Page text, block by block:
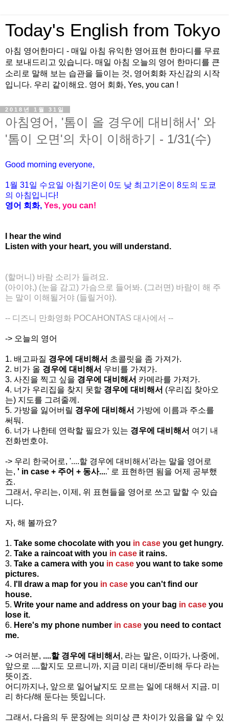
Today's English from Tokyo
아침 영어한마디 - 매일 아침 유익한 영어표현 한마디를 무료
로 보내드리고 있습니다. 매일 아침 오늘의 영어 한마디를 큰
소리로 말해 보는 습관을 들이는 것, 영어회화 자신감의 시작
입니다. 우리 같이해요. 영어 회화, Yes, you can !
2018년 1월 31일
아침영어, '톰이 올 경우에 대비해서' 와
'톰이 오면'의 차이 이해하기 - 1/31(수)
Good morning everyone,
1월 31일 수요일 아침기온이 0도 낮 최고기온이 8도의 도쿄
의 아침입니다!
영어 회화, Yes, you can!
I hear the wind
Listen with your heart, you will understand.
(할머니) 바람 소리가 들려요.
(아이야,) (눈을 감고) 가슴으로 들어봐. (그러면) 바람이 해 주
는 말이 이해될거야 (들릴거야).
-- 디즈니 만화영화 POCAHONTAS 대사에서 --
-> 오늘의 영어
1. 배고파질 경우에 대비해서 초콜릿을 좀 가져가.
2. 비가 올 경우에 대비해서 우비를 가져가.
3. 사진을 찍고 싶을 경우에 대비해서 카메라를 가져가.
4. 너가 우리집을 찾지 못할 경우에 대비해서 (우리집 찾아오
는) 지도를 그려줄께.
5. 가방을 잃어버릴 경우에 대비해서 가방에 이름과 주소를
써둬.
6. 너가 나한테 연락할 필요가 있는 경우에 대비해서 여기 내
전화번호야.
-> 우리 한국어로, '....할 경우에 대비해서'라는 말을 영어로
는, ' in case + 주어 + 동사....' 로 표현하면 됨을 어제 공부했
죠.
그래서, 우리는, 이제, 위 표현들을 영어로 쓰고 말할 수 있습
니다.
자, 해 볼까요?
1. Take some chocolate with you in case you get hungry.
2. Take a raincoat with you in case it rains.
3. Take a camera with you in case you want to take some
pictures.
4. I'll draw a map for you in case you can't find our
house.
5. Write your name and address on your bag in case you
lose it.
6. Here's my phone number in case you need to contact
me.
-> 여러분, ....할 경우에 대비해서 , 라는 말은, 이따가, 나중에,
앞으로 ....할지도 모르니까, 지금 미리 대비/준비해 두다 라는
뜻이죠.
어디까지나, 앞으로 일어날지도 모르는 일에 대해서 지금. 미
리 하다/해 둔다는 뜻입니다.
그래서, 다음의 두 문장에는 의미상 큰 차이가 있음을 알 수 있